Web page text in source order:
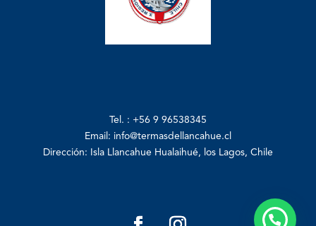
Tel. : +56 9 96538345
Email: info@termasdellancahue.cl
Dirección: Isla Llancahue Hualaihué, los Lagos, Chile